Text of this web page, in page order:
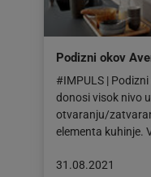
Podizni okov
#IMPULS |
donosi visok nivo
otvaranju/
elementa kuhinje.
Objava
31.08.2021